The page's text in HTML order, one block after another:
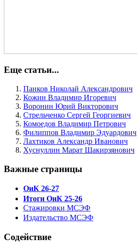
Еще статьи...
Панков Николай Александрович
Кожин Владимир Игоревич
Воронин Юрий Викторович
Стрельченко Сергей Георгиевич
Комоедов Владимир Петрович
Филиппов Владимир Эдуардович
Лахтиков Александр Иванович
Хуснуллин Марат Шакирзянович
Важные страницы
ОиК 26-27
Итоги ОиК 25-26
Стажировки МСЭФ
Издательство МСЭФ
Содействие